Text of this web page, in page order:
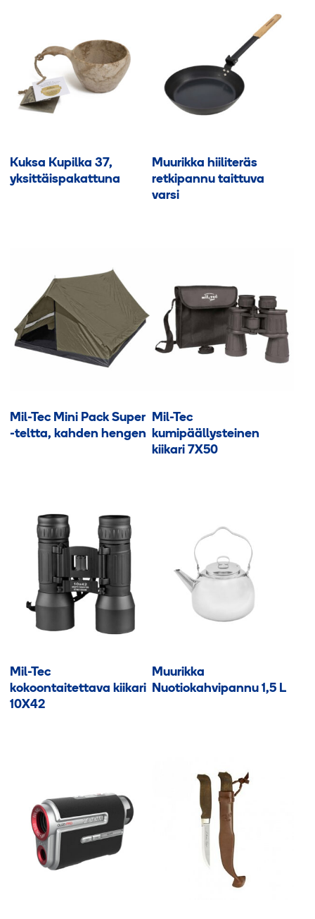
muunnelma.
tehdä
valinnat
tuotteen
Kuksa Kupilka 37,
yksittäispakattuna
muunnelma.
tehdä
valinnat
tuotteen
Muurikka hiiliteräs
retkipannu taittuva
varsi
Mil-Tec Mini Pack Super
-teltta, kahden hengen
Mil-Tec
kumipäällysteinen
kiikari 7X50
Mil-Tec
kokoontaitettava kiikari
10X42
Muurikka
Nuotiokahvipannu 1,5 L